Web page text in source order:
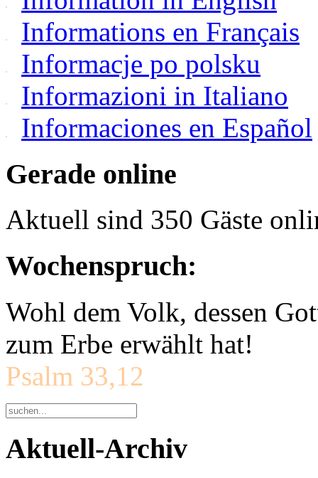
Informations en Français
Informacje po polsku
Informazioni in Italiano
Informaciones en Español
Gerade online
Aktuell sind 350 Gäste
Wochenspruch:
Wohl dem Volk, dessen
zum Erbe erwählt hat!
Psalm 33,12
Aktuell-Archiv